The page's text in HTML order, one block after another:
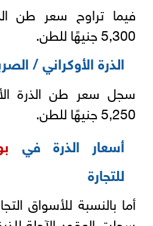
فيما تراوح سعر طن
5,300 جنيهًا للطن.
الذرة الأوكراني /
سجل سعر طن الذرة
5,250 جنيهًا للطن.
أسعار الذرة في
للتجارة
أما بالنسبة للأسواق